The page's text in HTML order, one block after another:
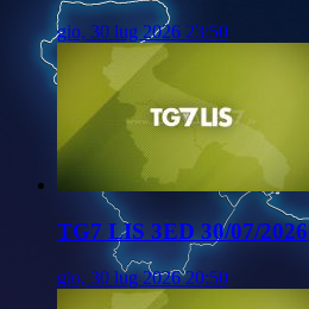
gio, 30 lug 2026 23:50
TG7 LIS 3ED 30/07/2026
gio, 30 lug 2026 20:50